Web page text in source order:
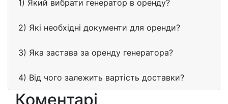
1) Який вибрати генератор в оренду?
2) Які необхідні документи для оренди?
3) Яка застава за оренду генератора?
4) Від чого залежить вартість доставки?
Коментарі